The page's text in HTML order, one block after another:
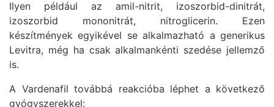
Ilyen például az amil-nitrit, izoszorbid-dinitrát,
izoszorbid mononitrát, nitroglicerin. Ezen
készítmények egyikével se alkalmazható a generikus
Levitra, még ha csak alkalmankénti szedése jellemző
is.
A Vardenafil továbbá reakcióba léphet a következő
gyógyszerekkel: